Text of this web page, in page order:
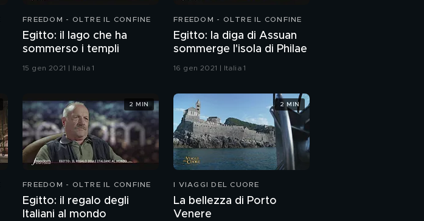
volte?
Abruzzo: dove osano
le aquile
Il castello più alto
d'Italia
Nella prossima
FREEDOM - OLTRE IL CONFINE
Egitto: il lago che ha
sommerso i templi
15 gen 2021 | Italia 1
FREEDOM - OLTRE IL CONFINE
Egitto: la diga di Assuan
sommerge l'isola di Philae
16 gen 2021 | Italia 1
FREEDOM - OLTRE IL CONFINE
Egitto: il regalo degli
Italiani al mondo
2 MIN
I VIAGGI DEL CUORE
La bellezza di Porto
Venere
2 MIN